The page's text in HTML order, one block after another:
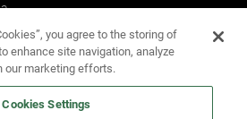
you agree to the storing of
enhance site navigation, analyze
our marketing efforts.
Cookies Settings